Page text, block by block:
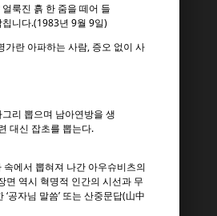
룩진 흙 한 줌을 떼어 들
니다.(1983년 9월 9일)
가란 아파하는 사람, 증오 없이 사
리 뽑으며 남아연방을 생
대신 잡초를 뽑는다.
에서 뽑혀져 나간 아우슈비츠의
면 역시 혁명적 인간의 시선과 무
공자님 말씀’ 또는 산중문답(山中